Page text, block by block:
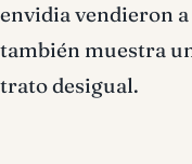
envidia vendieron
también muestra
trato desigual.